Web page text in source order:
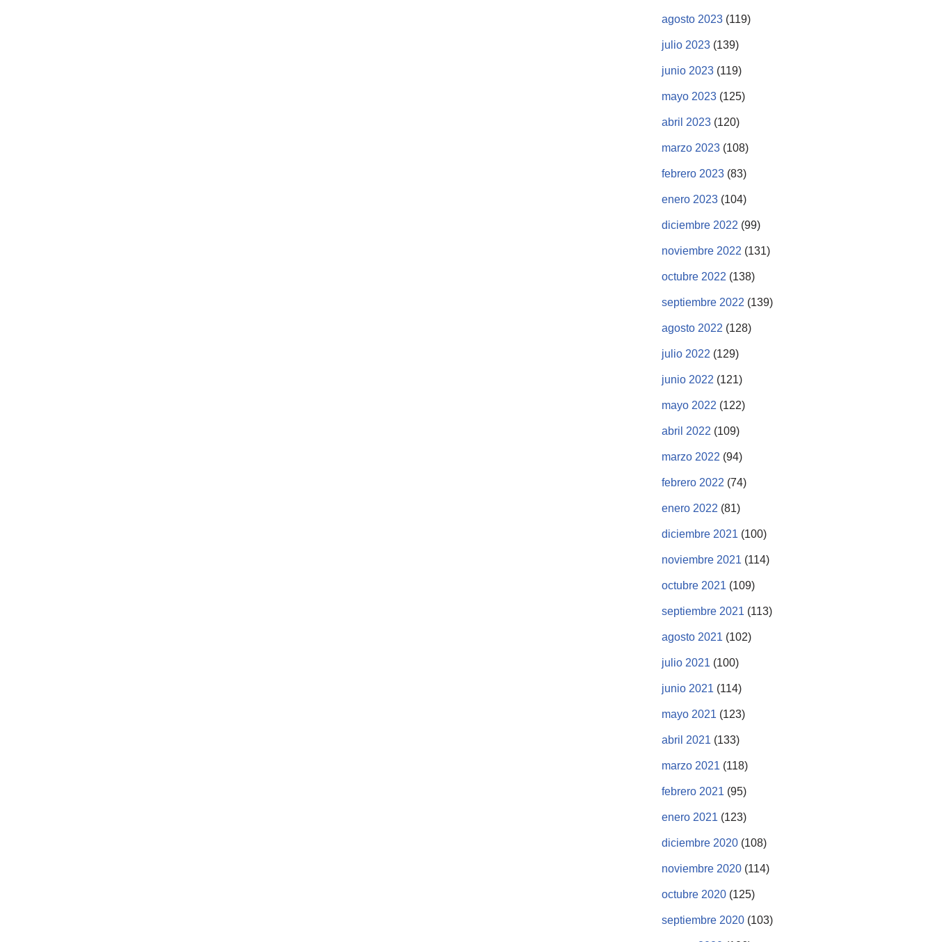
agosto 2023 (119)
julio 2023 (139)
junio 2023 (119)
mayo 2023 (125)
abril 2023 (120)
marzo 2023 (108)
febrero 2023 (83)
enero 2023 (104)
diciembre 2022 (99)
noviembre 2022 (131)
octubre 2022 (138)
septiembre 2022 (139)
agosto 2022 (128)
julio 2022 (129)
junio 2022 (121)
mayo 2022 (122)
abril 2022 (109)
marzo 2022 (94)
febrero 2022 (74)
enero 2022 (81)
diciembre 2021 (100)
noviembre 2021 (114)
octubre 2021 (109)
septiembre 2021 (113)
agosto 2021 (102)
julio 2021 (100)
junio 2021 (114)
mayo 2021 (123)
abril 2021 (133)
marzo 2021 (118)
febrero 2021 (95)
enero 2021 (123)
diciembre 2020 (108)
noviembre 2020 (114)
octubre 2020 (125)
septiembre 2020 (103)